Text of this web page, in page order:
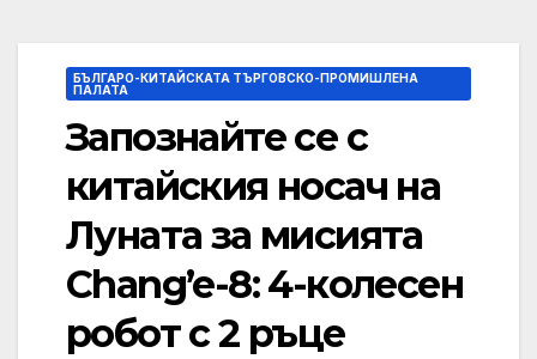
БЪЛГАРО-КИТАЙСКАТА ТЪРГОВСКО-ПРОМИШЛЕНА
ПАЛАТА
Запознайте се с
китайския носач на
Луната за мисията
Chang’e-8: 4-колесен
робот с 2 ръце